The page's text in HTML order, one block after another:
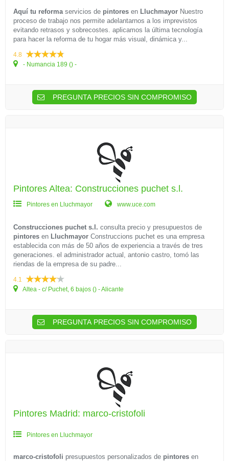
Aquí tu reformaservicios de pintores en Lluchmayor Nuestro
proceso de trabajo nos permite adelantarnos a los imprevistos
evitando retrasos y sobrecostes. aplicamos la última tecnología
para hacer la reforma de tu hogar más visual, dinámica y...
4.8
- Numancia 189 () -
PREGUNTA PRECIOS SIN COMPROMISO
Pintores Altea: Construcciones puchet s.l.
Pintores en Lluchmayor www.uce.com
Construcciones puchet s.l. consulta precio y presupuestos de
pintores en Lluchmayor Construccions puchet es una empresa
establecida con más de 50 años de experiencia a través de tres
generaciones. el administrador actual, antonio castro, tomó las
riendas de la empresa de su padre...
4.1
Altea - c/ Puchet, 6 bajos () - Alicante
PREGUNTA PRECIOS SIN COMPROMISO
Pintores Madrid: marco-cristofoli
Pintores en Lluchmayor
marco-cristofoli presupuestos personalizados de pintores en